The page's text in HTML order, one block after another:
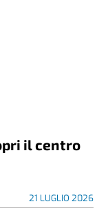
il centro
21 LUGLIO 2026